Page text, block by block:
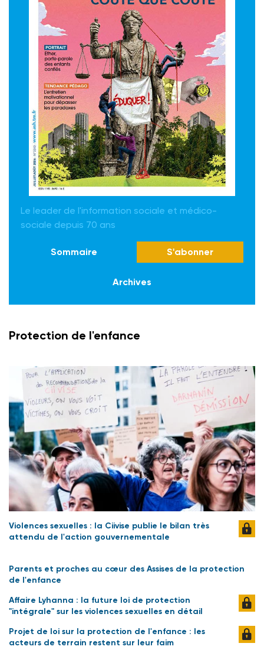
Le leader de l'information sociale et médico-
sociale depuis 70 ans
Sommaire S'abonner
Archives
Protection de l'enfance
Violences sexuelles : la Ciivise publie le bilan très
attendu de l'action gouvernementale
Parents et proches au cœur des Assises de la protection
de l'enfance
Affaire Lyhanna : la future loi de protection
"intégrale" sur les violences sexuelles en détail
Projet de loi sur la protection de l'enfance : les
acteurs de terrain restent sur leur faim